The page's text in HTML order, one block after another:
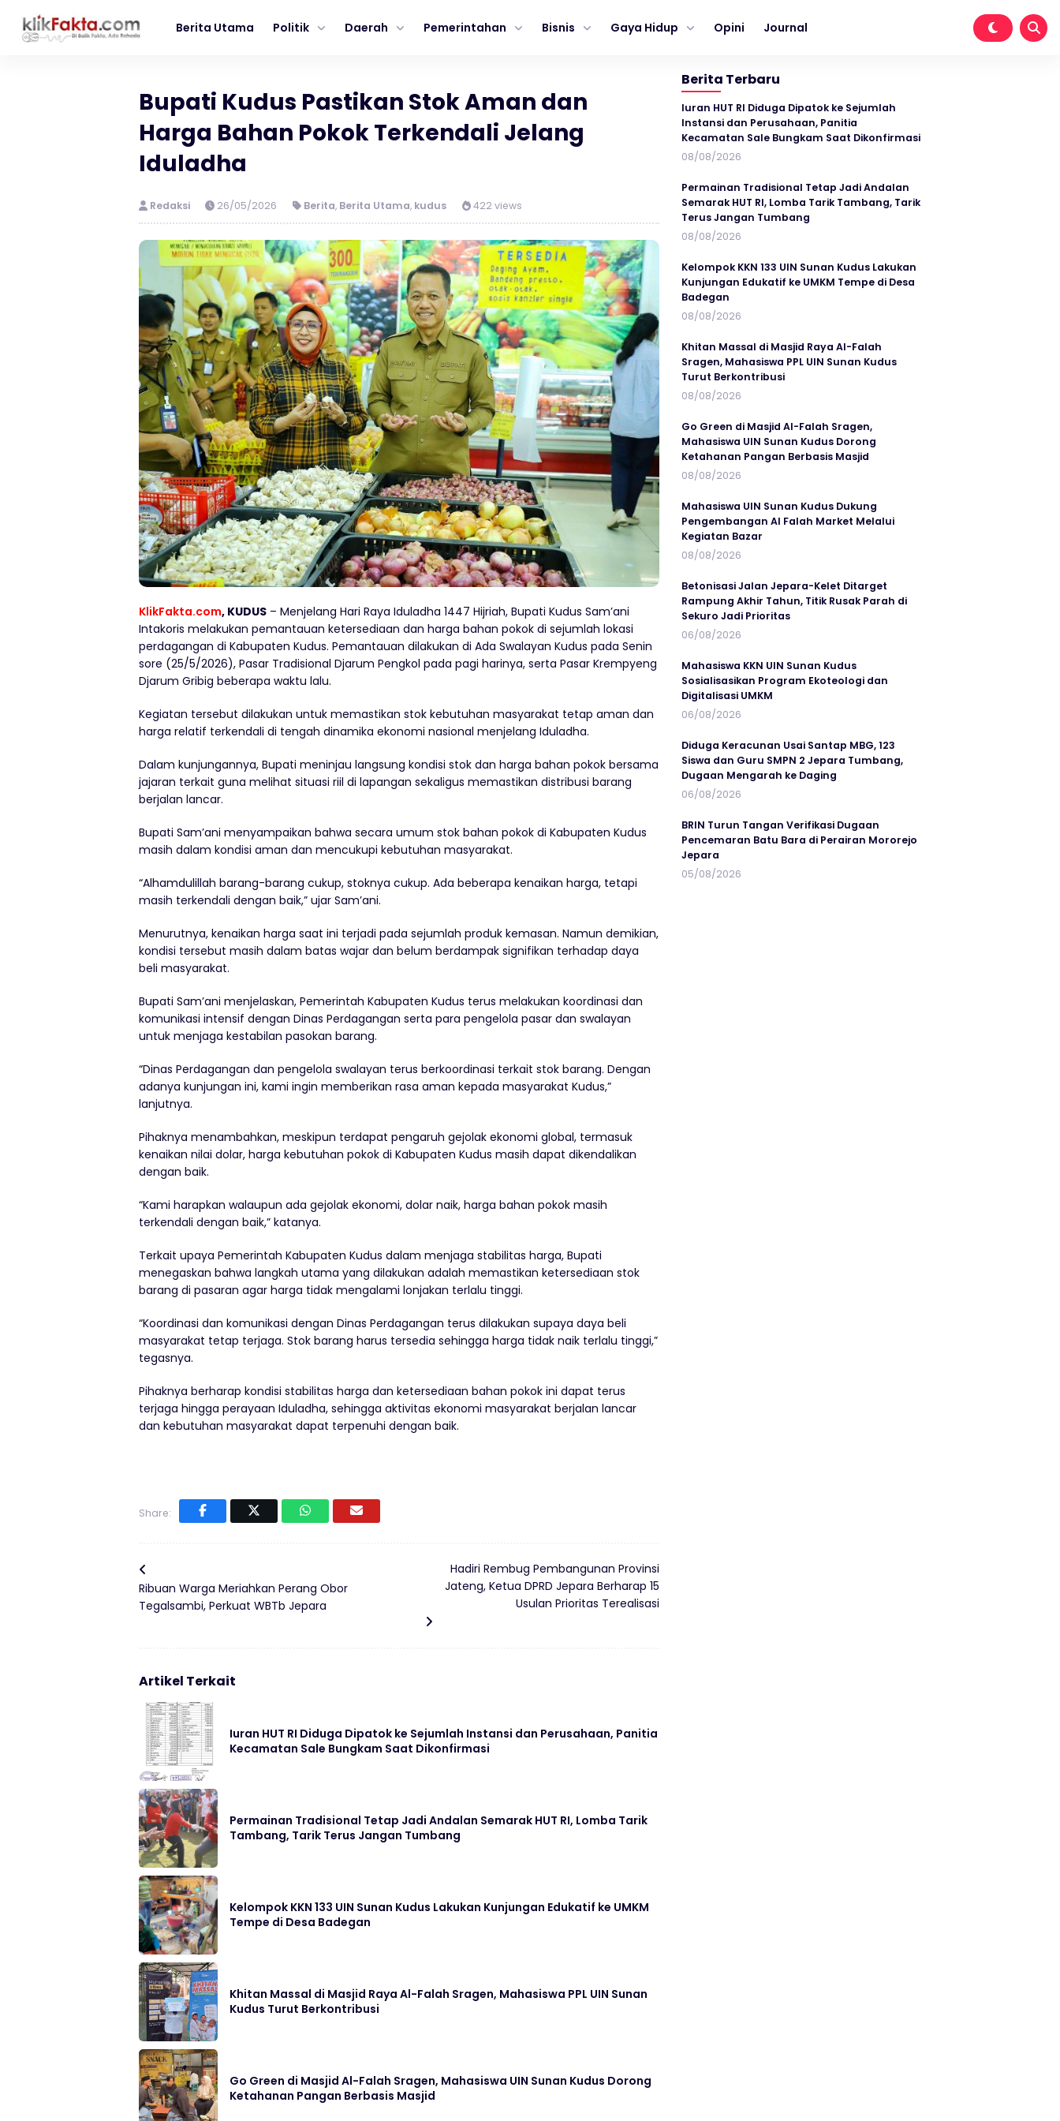
Berita Utama Politik Daerah Pemerintahan Bisnis Gaya Hidup Opini Journal
Bupati Kudus Pastikan Stok Aman dan
Harga Bahan Pokok Terkendali Jelang
Iduladha
Redaksi 26/05/2026 Berita, Berita Utama, kudus 422 views
KlikFakta.com, KUDUS – Menjelang Hari Raya Iduladha 1447 Hijriah, Bupati Kudus Sam’ani
Intakoris melakukan pemantauan ketersediaan dan harga bahan pokok di sejumlah lokasi
perdagangan di Kabupaten Kudus. Pemantauan dilakukan di Ada Swalayan Kudus pada Senin
sore (25/5/2026), Pasar Tradisional Djarum Pengkol pada pagi harinya, serta Pasar Krempyeng
Djarum Gribig beberapa waktu lalu.
Kegiatan tersebut dilakukan untuk memastikan stok kebutuhan masyarakat tetap aman dan
harga relatif terkendali di tengah dinamika ekonomi nasional menjelang Iduladha.
Dalam kunjungannya, Bupati meninjau langsung kondisi stok dan harga bahan pokok bersama
jajaran terkait guna melihat situasi riil di lapangan sekaligus memastikan distribusi barang
berjalan lancar.
Bupati Sam’ani menyampaikan bahwa secara umum stok bahan pokok di Kabupaten Kudus
masih dalam kondisi aman dan mencukupi kebutuhan masyarakat.
“Alhamdulillah barang-barang cukup, stoknya cukup. Ada beberapa kenaikan harga, tetapi
masih terkendali dengan baik,” ujar Sam’ani.
Menurutnya, kenaikan harga saat ini terjadi pada sejumlah produk kemasan. Namun demikian,
kondisi tersebut masih dalam batas wajar dan belum berdampak signifikan terhadap daya
beli masyarakat.
Bupati Sam’ani menjelaskan, Pemerintah Kabupaten Kudus terus melakukan koordinasi dan
komunikasi intensif dengan Dinas Perdagangan serta para pengelola pasar dan swalayan
untuk menjaga kestabilan pasokan barang.
“Dinas Perdagangan dan pengelola swalayan terus berkoordinasi terkait stok barang. Dengan
adanya kunjungan ini, kami ingin memberikan rasa aman kepada masyarakat Kudus,”
lanjutnya.
Pihaknya menambahkan, meskipun terdapat pengaruh gejolak ekonomi global, termasuk
kenaikan nilai dolar, harga kebutuhan pokok di Kabupaten Kudus masih dapat dikendalikan
dengan baik.
“Kami harapkan walaupun ada gejolak ekonomi, dolar naik, harga bahan pokok masih
terkendali dengan baik,” katanya.
Terkait upaya Pemerintah Kabupaten Kudus dalam menjaga stabilitas harga, Bupati
menegaskan bahwa langkah utama yang dilakukan adalah memastikan ketersediaan stok
barang di pasaran agar harga tidak mengalami lonjakan terlalu tinggi.
“Koordinasi dan komunikasi dengan Dinas Perdagangan terus dilakukan supaya daya beli
masyarakat tetap terjaga. Stok barang harus tersedia sehingga harga tidak naik terlalu tinggi,”
tegasnya.
Pihaknya berharap kondisi stabilitas harga dan ketersediaan bahan pokok ini dapat terus
terjaga hingga perayaan Iduladha, sehingga aktivitas ekonomi masyarakat berjalan lancar
dan kebutuhan masyarakat dapat terpenuhi dengan baik.
Share:
Ribuan Warga Meriahkan Perang Obor
Tegalsambi, Perkuat WBTb Jepara
Hadiri Rembug Pembangunan Provinsi
Jateng, Ketua DPRD Jepara Berharap 15
Usulan Prioritas Terealisasi
Artikel Terkait
Iuran HUT RI Diduga Dipatok ke Sejumlah Instansi dan Perusahaan, Panitia
Kecamatan Sale Bungkam Saat Dikonfirmasi
Permainan Tradisional Tetap Jadi Andalan Semarak HUT RI, Lomba Tarik
Tambang, Tarik Terus Jangan Tumbang
Kelompok KKN 133 UIN Sunan Kudus Lakukan Kunjungan Edukatif ke UMKM
Tempe di Desa Badegan
Khitan Massal di Masjid Raya Al-Falah Sragen, Mahasiswa PPL UIN Sunan
Kudus Turut Berkontribusi
Go Green di Masjid Al-Falah Sragen, Mahasiswa UIN Sunan Kudus Dorong
Ketahanan Pangan Berbasis Masjid
Berita Terbaru
Iuran HUT RI Diduga Dipatok ke Sejumlah
Instansi dan Perusahaan, Panitia
Kecamatan Sale Bungkam Saat Dikonfirmasi
08/08/2026
Permainan Tradisional Tetap Jadi Andalan
Semarak HUT RI, Lomba Tarik Tambang, Tarik
Terus Jangan Tumbang
08/08/2026
Kelompok KKN 133 UIN Sunan Kudus Lakukan
Kunjungan Edukatif ke UMKM Tempe di Desa
Badegan
08/08/2026
Khitan Massal di Masjid Raya Al-Falah
Sragen, Mahasiswa PPL UIN Sunan Kudus
Turut Berkontribusi
08/08/2026
Go Green di Masjid Al-Falah Sragen,
Mahasiswa UIN Sunan Kudus Dorong
Ketahanan Pangan Berbasis Masjid
08/08/2026
Mahasiswa UIN Sunan Kudus Dukung
Pengembangan Al Falah Market Melalui
Kegiatan Bazar
08/08/2026
Betonisasi Jalan Jepara-Kelet Ditarget
Rampung Akhir Tahun, Titik Rusak Parah di
Sekuro Jadi Prioritas
06/08/2026
Mahasiswa KKN UIN Sunan Kudus
Sosialisasikan Program Ekoteologi dan
Digitalisasi UMKM
06/08/2026
Diduga Keracunan Usai Santap MBG, 123
Siswa dan Guru SMPN 2 Jepara Tumbang,
Dugaan Mengarah ke Daging
06/08/2026
BRIN Turun Tangan Verifikasi Dugaan
Pencemaran Batu Bara di Perairan Mororejo
Jepara
05/08/2026